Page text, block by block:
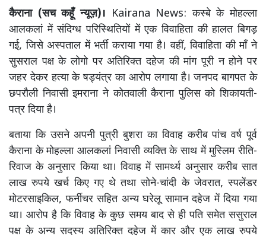
कैराना (सच कहूँ न्यूज़)। Kairana News: कस्बे के मोहल्ला
आलकलां में संदिग्ध परिस्थितियों में एक विवाहिता की हालत बिगड़
गई, जिसे अस्पताल में भर्ती कराया गया है। वहीं, विवाहिता की माँ ने
सुसराल पक्ष के लोगो पर अतिरिक्त दहेज की मांग पूरी न होने पर
जहर देकर हत्या के षड्यंत्र का आरोप लगाया है। जनपद बागपत के
छपरौली निवासी इमराना ने कोतवाली कैराना पुलिस को शिकायती-
पत्र दिया है।
बताया कि उसने अपनी पुत्री बुशरा का विवाह करीब पांच वर्ष पूर्व
कैराना के मोहल्ला आलकलां निवासी व्यक्ति के साथ में मुस्लिम रीति-
रिवाज के अनुसार किया था। विवाह में सामर्थ्य अनुसार करीब सात
लाख रुपये खर्च किए गए थे तथा सोने-चांदी के जेवरात, स्पलेंडर
मोटरसाइकिल, फर्नीचर सहित अन्य घरेलू सामान दहेज में दिया गया
था। आरोप है कि विवाह के कुछ समय बाद से ही पति समेत ससुराल
पक्ष के अन्य सदस्य अतिरिक्त दहेज में कार और एक लाख रुपये